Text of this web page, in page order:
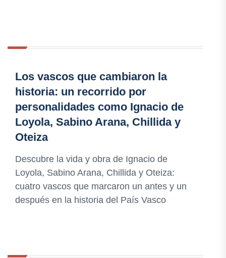
Los vascos que cambiaron la
historia: un recorrido por
personalidades como Ignacio de
Loyola, Sabino Arana, Chillida y
Oteiza
Descubre la vida y obra de Ignacio de
Loyola, Sabino Arana, Chillida y Oteiza:
cuatro vascos que marcaron un antes y un
después en la historia del País Vasco